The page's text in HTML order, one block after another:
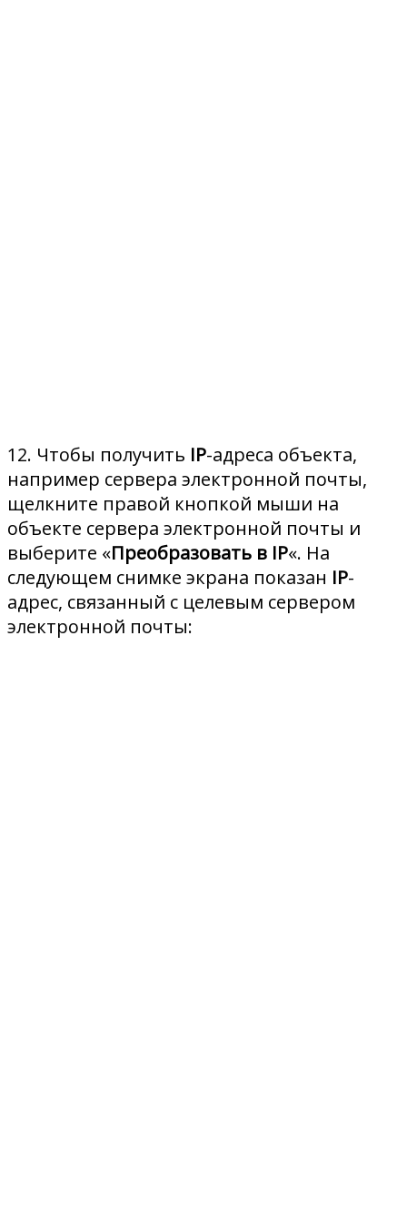
12. Чтобы получить IP-адреса объекта,
например сервера электронной почты,
щелкните правой кнопкой мыши на
объекте сервера электронной почты и
выберите «Преобразовать в IP«. На
следующем снимке экрана показан IP-
адрес, связанный с целевым сервером
электронной почты: